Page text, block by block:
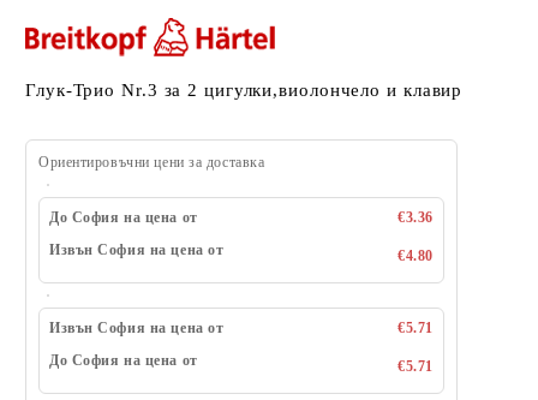
Глук-Трио Nr.3 за 2 цигулки,виолончело и клавир
Ориентировъчни цени за доставка
До София на цена от
€3.36
Извън София на цена от
€4.80
Извън София на цена от
€5.71
До София на цена от
€5.71